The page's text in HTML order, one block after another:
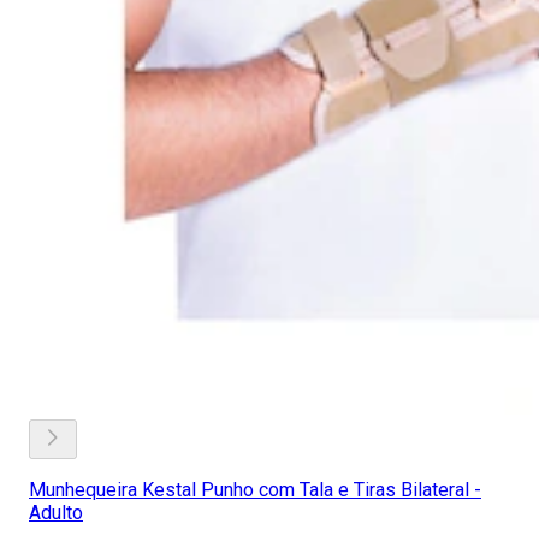
Munhequeira Kestal Punho com Tala e Tiras Bilateral -
Adulto